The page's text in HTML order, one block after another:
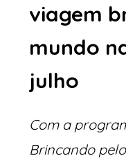
viagem
mundo
julho
Com a
Brincando